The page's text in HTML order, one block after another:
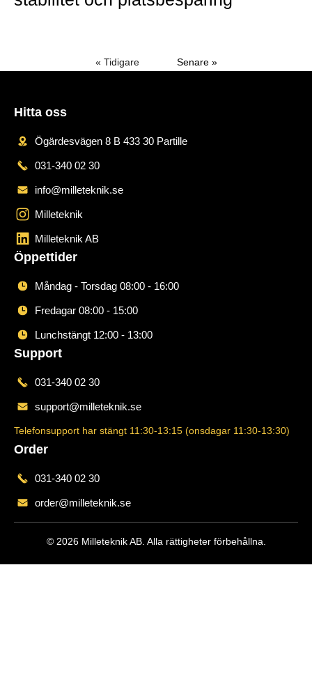
« Tidigare Senare »
Hitta oss
Ögärdesvägen 8 B 433 30 Partille
031-340 02 30
info@milleteknik.se
Milleteknik
Milleteknik AB
Öppettider
Måndag - Torsdag 08:00 - 16:00
Fredagar 08:00 - 15:00
Lunchstängt 12:00 - 13:00
Support
031-340 02 30
support@milleteknik.se
Telefonsupport har stängt 11:30-13:15 (onsdagar 11:30-13:30)
Order
031-340 02 30
order@milleteknik.se
© 2026 Milleteknik AB. Alla rättigheter förbehållna.